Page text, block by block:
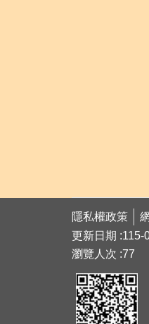
隱私權政策
更新日期
115-
瀏覽人次 77